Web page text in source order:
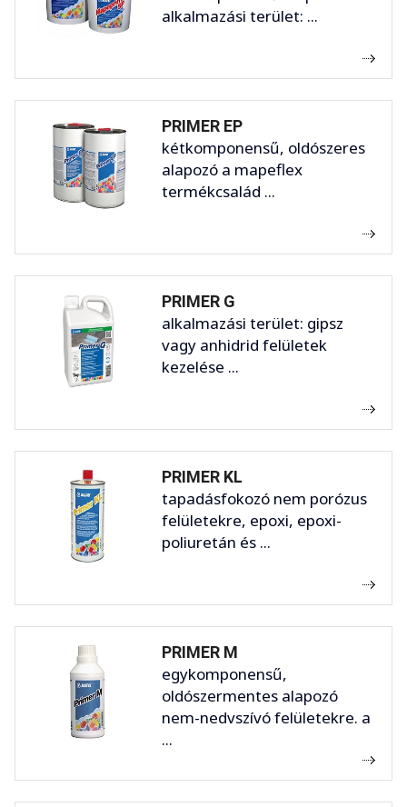
alkalmazási terület: ...
PRIMER EP
kétkomponensű, oldószeres
alapozó a mapeflex
termékcsalád ...
PRIMER G
alkalmazási terület: gipsz
vagy anhidrid felületek
kezelése ...
PRIMER KL
tapadásfokozó nem porózus
felületekre, epoxi, epoxi-
poliuretán és ...
PRIMER M
egykomponensű,
oldószermentes alapozó
nem-nedvszívó felületekre. a
...